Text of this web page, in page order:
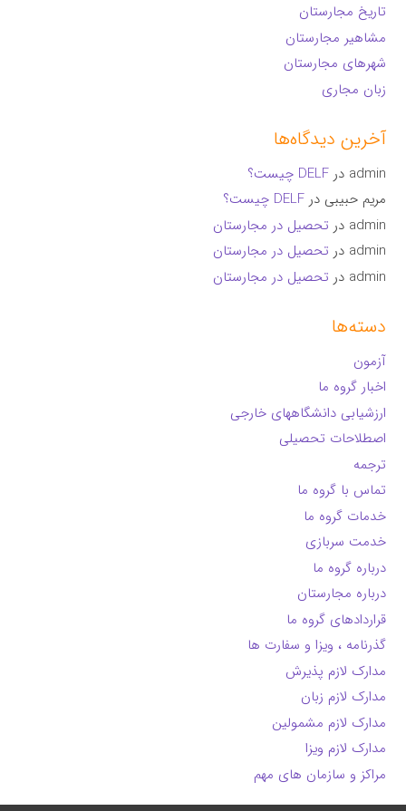
تاریخ مجارستان
مشاهیر مجارستان
شهرهای مجارستان
زبان مجاری
آخرین دیدگاه‌ها
admin درDELF چیست؟
مریم حبیبی درDELF چیست؟
admin در تحصیل در مجارستان
admin در تحصیل در مجارستان
admin در تحصیل در مجارستان
دسته‌ها
آزمون
اخبار گروه ما
ارزشیابی دانشگاههای خارجی
اصطلاحات تحصیلی
ترجمه
تماس با گروه ما
خدمات گروه ما
خدمت سربازی
درباره گروه ما
درباره مجارستان
قراردادهای گروه ما
گذرنامه ، ویزا و سفارت ها
مدارک لازم پذیرش
مدارک لازم زبان
مدارک لازم مشمولین
مدارک لازم ویزا
مراکز و سازمان های مهم